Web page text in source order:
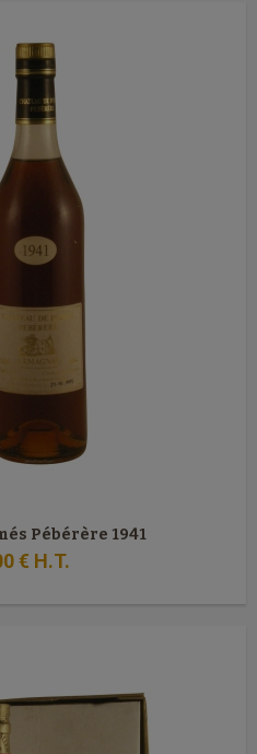
Pébérère 1941
€ H.T.